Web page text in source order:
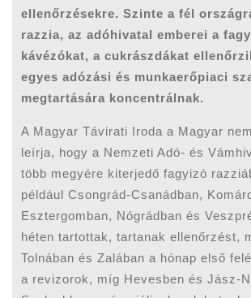
ellenőrzésekre. Szinte a fél
razzia, az adóhivatal emberei a
kávézókat, a cukrászdákat
egyes adózási és munkaerőpiaci
megtartására koncentrálnak.
A Magyar Távirati Iroda a Magyar
leírja, hogy a Nemzeti Adó- és
több megyére kiterjedő fagyizó
például Csongrád-Csanádban,
Esztergomban, Nógrádban és
héten tartottak, tartanak ellenőrzést,
Tolnában és Zalában a hónap első
a revizorok, míg Hevesben és Jász-